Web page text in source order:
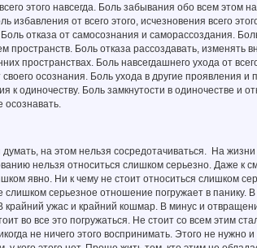
этого навсегда. Боль забывания обо всем этом
избавления от всего этого, исчезновения всего
отказа от самосознания и саморассоздания.
Боль отказа рассоздавать, изменять
пространствах. Боль навсегдашнего ухода от
осознания. Боль ухода в другие проявления
одиночеству. Боль замкнутости в одиночестве и
осознавать.
на этом нельзя сосредотачиваться. На
нельзя относиться слишком серьезно. Даже к
явно. Ни к чему не стоит относиться слишком
серьезное отношение погружает в панику.
ужас и крайний кошмар. В минус и
во все это погружаться. Не стоит со всем этим
не ничего этого воспринимать. Этого не нужно